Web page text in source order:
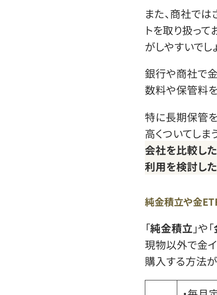
また、商社で
トを取り扱っ
がしやすいでし
銀行や商社で
数料や保管料を
特に長期保管
高くついてしま
会社を比較した
利用を検討し
純金積立や金
「純金積立 」や「
現物以外で金
購入する方法が